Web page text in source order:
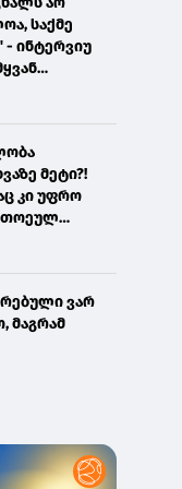
საქმე
- ინტერვიუ
მეტი?!
კი უფრო
ვარ
მაგრამ